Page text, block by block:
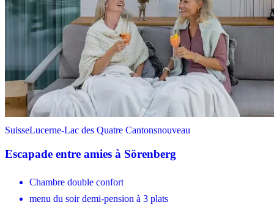
SuisseLucerne-Lac des Quatre Cantonsnouveau
Escapade entre amies à Sörenberg
Chambre double confort
menu du soir demi-pension à 3 plats